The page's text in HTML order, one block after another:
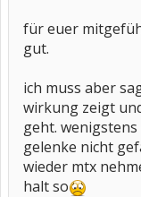
für euer
gut.
ich muss aber
wirkung zeigt
geht. wenigstens
gelenke nicht
wieder mtx
halt so